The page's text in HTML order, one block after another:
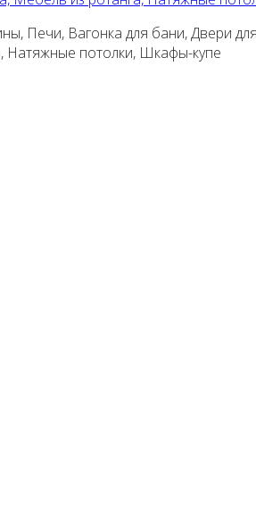
Печи, Вагонка для бани, Двери
Натяжные потолки, Шкафы-купе